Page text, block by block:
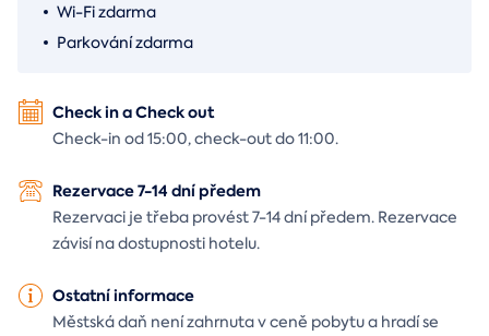
Wi-Fi zdarma
Parkování zdarma
Check in a Check out
Check-in od 15:00, check-out do 11:00.
Rezervace 7-14 dní předem
Rezervaci je třeba provést 7-14 dní předem. Rezervace
závisí na dostupnosti hotelu.
Ostatní informace
Městská daň není zahrnuta v ceně pobytu a hradí se